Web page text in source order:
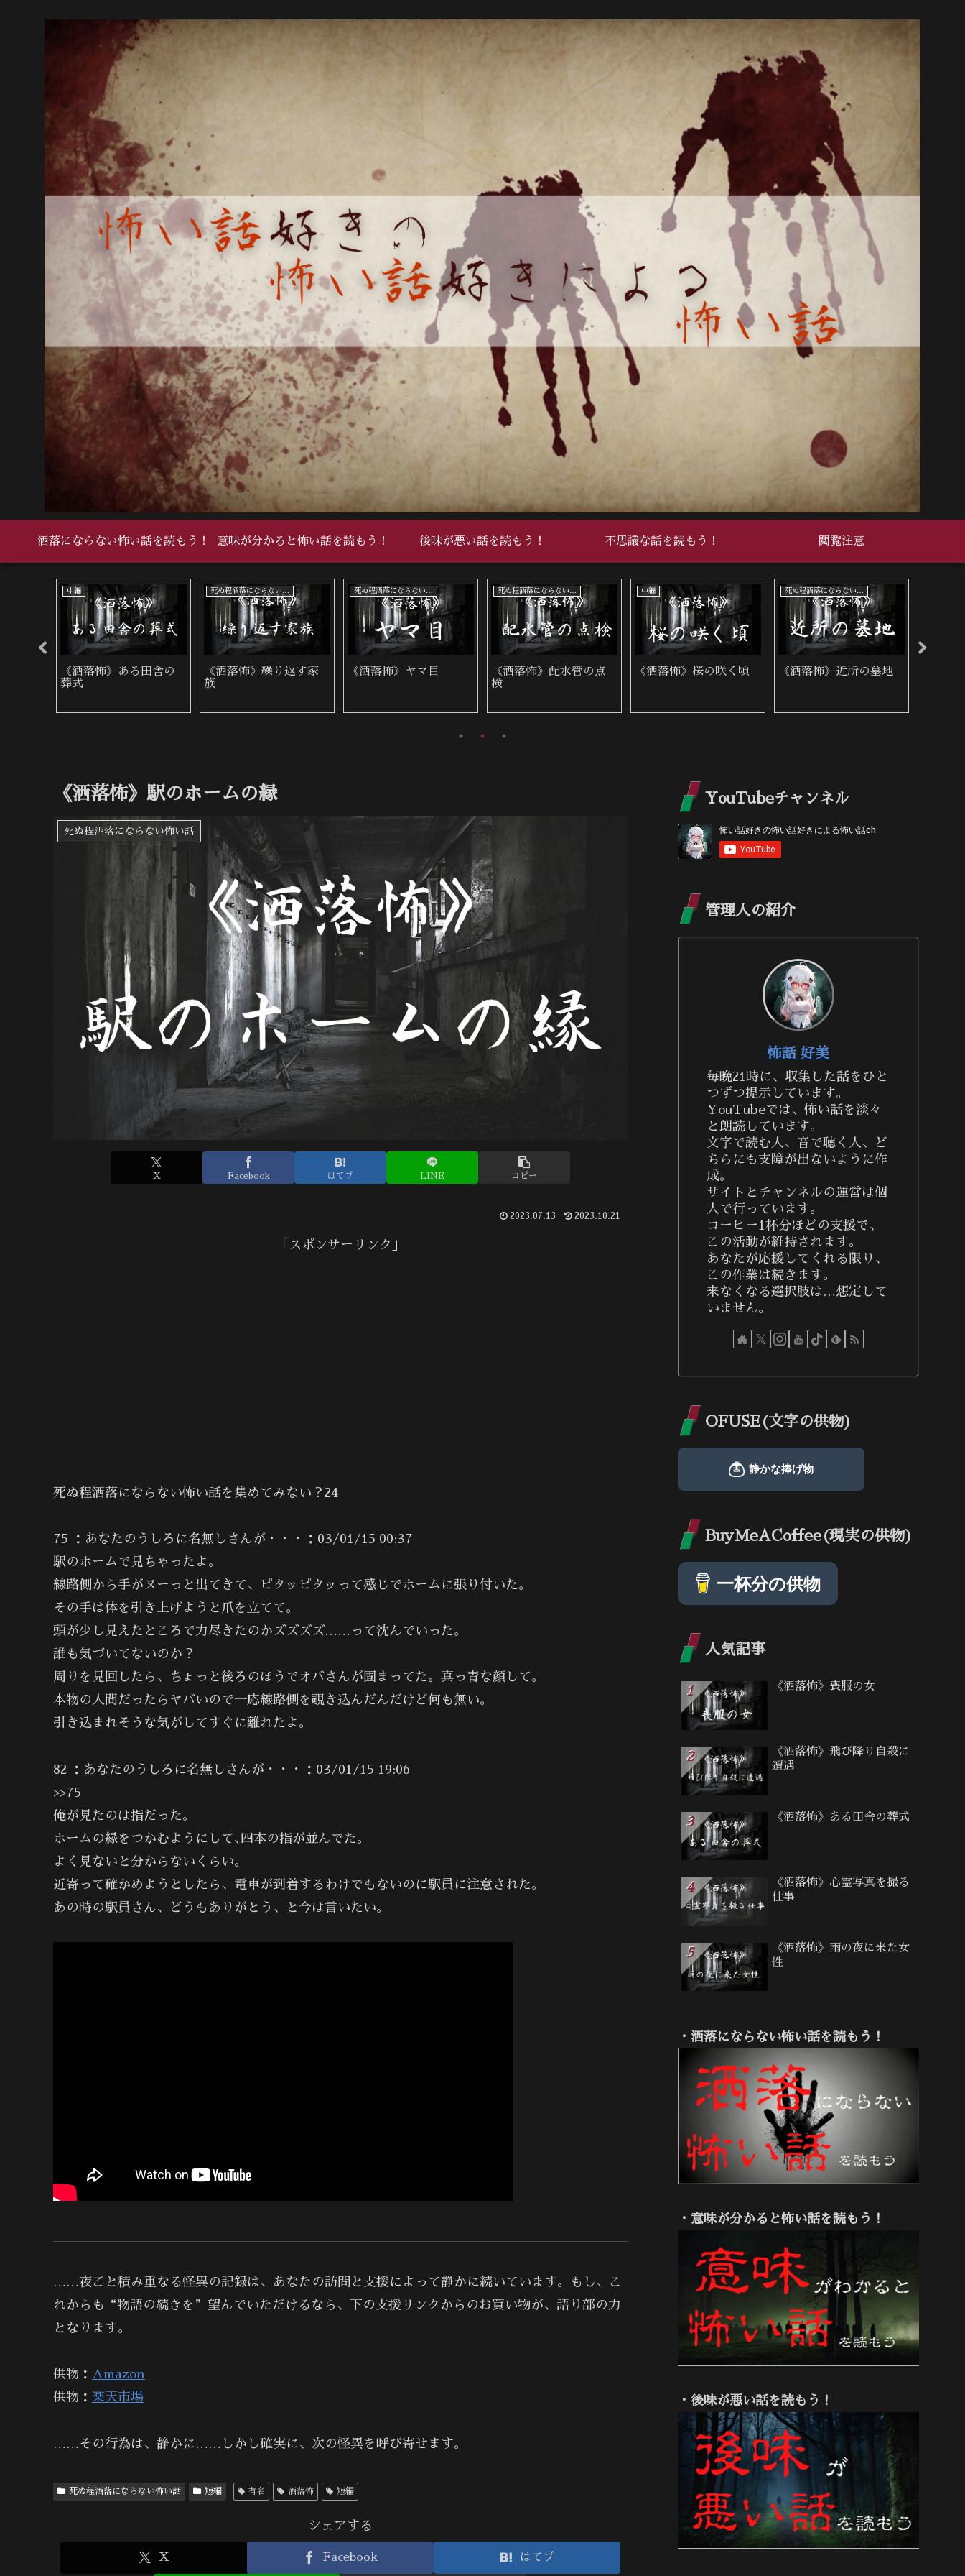
洒落にならない怖い話を読もう！ 意味が分かると怖い話を読もう！ 後味が悪い話を読もう！ 不思議な話を読もう！ 閲覧注意
中編
《洒落怖》ある田舎の
葬式
死ぬ程洒落にならない怖い話
《洒落怖》繰り返す家
族
死ぬ程洒落にならない怖い話
《洒落怖》ヤマ目
死ぬ程洒落にならない怖い話
《洒落怖》配水管の点
検
中編
《洒落怖》桜の咲く頃
死ぬ程洒落にならない怖い話
《洒落怖》近所の墓地
《洒落怖》駅のホームの縁
死ぬ程洒落にならない怖い話
X Facebook はてブ LINE コピー
2023.07.13 2023.10.21
「スポンサーリンク」
死ぬ程洒落にならない怖い話を集めてみない？24
75 ：あなたのうしろに名無しさんが・・・：03/01/15 00:37
駅のホームで見ちゃったよ。
線路側から手がヌーっと出てきて、ピタッピタッって感じでホームに張り付いた。
その手は体を引き上げようと爪を立てて。
頭が少し見えたところで力尽きたのかズズズズ……って沈んでいった。
誰も気づいてないのか？
周りを見回したら、ちょっと後ろのほうでオバさんが固まってた。真っ青な顔して。
本物の人間だったらヤバいので一応線路側を覗き込んだんだけど何も無い。
引き込まれそうな気がしてすぐに離れたよ。
82 ：あなたのうしろに名無しさんが・・・：03/01/15 19:06
>>75
俺が見たのは指だった。
ホームの縁をつかむようにして､四本の指が並んでた。
よく見ないと分からないくらい。
近寄って確かめようとしたら、電車が到着するわけでもないのに駅員に注意された。
あの時の駅員さん、どうもありがとう、と今は言いたい。
……夜ごと積み重なる怪異の記録は、あなたの訪問と支援によって静かに続いています。もし、こ
れからも“物語の続きを”望んでいただけるなら、下の支援リンクからのお買い物が、語り部の力
となります。
供物： Amazon
供物： 楽天市場
……その行為は、静かに……しかし確実に、次の怪異を呼び寄せます。
死ぬ程洒落にならない怖い話 短編 有名 洒落怖 短編
シェアする
X Facebook はてブ
YouTubeチャンネル
管理人の紹介
怖話 好美
毎晩21時に、収集した話をひと
つずつ提示しています。
YouTubeでは、怖い話を淡々
と朗読しています。
文字で読む人、音で聴く人、ど
ちらにも支障が出ないように作
成。
サイトとチャンネルの運営は個
人で行っています。
コーヒー1杯分ほどの支援で、
この活動が維持されます。
あなたが応援してくれる限り、
この作業は続きます。
来なくなる選択肢は…想定して
いません。
OFUSE(文字の供物)
BuyMeACoffee(現実の供物)
一杯分の供物
人気記事
《洒落怖》喪服の女
《洒落怖》飛び降り自殺に
遭遇
《洒落怖》ある田舎の葬式
《洒落怖》心霊写真を撮る
仕事
《洒落怖》雨の夜に来た女
性
・洒落にならない怖い話を読もう！
・意味が分かると怖い話を読もう！
・後味が悪い話を読もう！